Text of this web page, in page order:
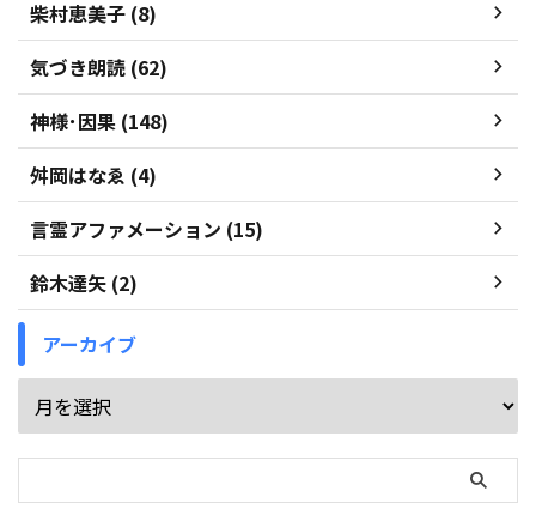
柴村恵美子 (8)
気づき朗読 (62)
神様･因果 (148)
舛岡はなゑ (4)
言霊アファメーション (15)
鈴木達矢 (2)
アーカイブ